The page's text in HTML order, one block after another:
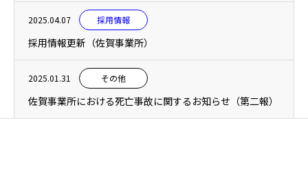
2025.04.07 採用情報
採用情報更新（佐賀事業所）
2025.01.31 その他
佐賀事業所における死亡事故に関するお知らせ（第二報）